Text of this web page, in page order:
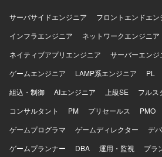
サーバサイドエンジニア
フロントエンドエン
インフラエンジニア
ネットワークエンジニア
ネイティブアプリエンジニア
サーバーエンジ
ゲームエンジニア
LAMP系エンジニア PL
組込・制御
AIエンジニア 上級SE
フルス
コンサルタント
PM プリセールス PMO
ゲームプログラマ
ゲームディレクター
デ
ゲームプランナー
DBA 運用・監視 プラ